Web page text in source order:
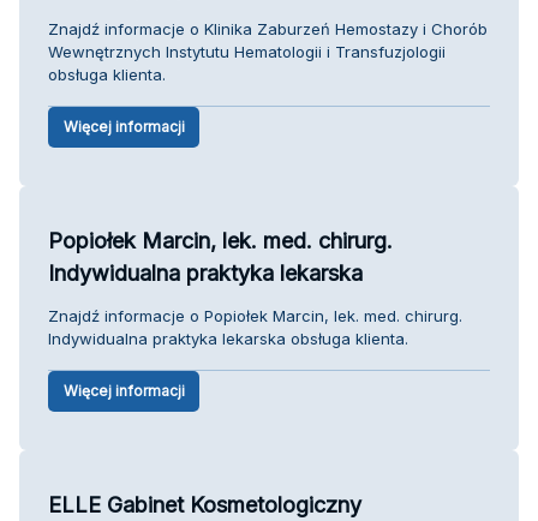
Znajdź informacje o Klinika Zaburzeń Hemostazy i Chorób
Wewnętrznych Instytutu Hematologii i Transfuzjologii
obsługa klienta.
Więcej informacji
Popiołek Marcin, lek. med. chirurg.
Indywidualna praktyka lekarska
Znajdź informacje o Popiołek Marcin, lek. med. chirurg.
Indywidualna praktyka lekarska obsługa klienta.
Więcej informacji
ELLE Gabinet Kosmetologiczny